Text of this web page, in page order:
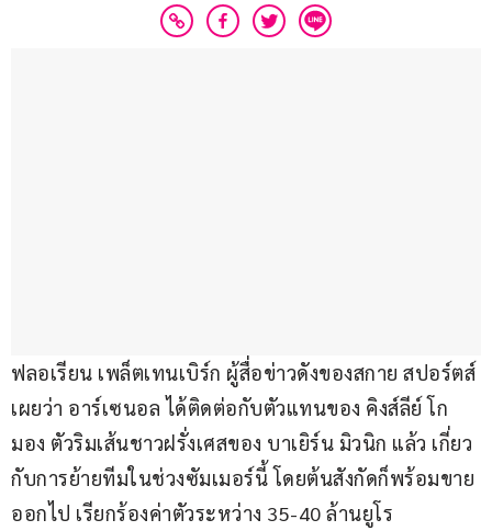
ฟลอเรียน เพล็ตเทนเบิร์ก ผู้สื่อข่าวดังของสกาย สปอร์ตส์
เผยว่า อาร์เซนอล ได้ติดต่อกับตัวแทนของ คิงส์ลีย์ โก
มอง ตัวริมเส้นชาวฝรั่งเศสของ บาเยิร์น มิวนิก แล้ว เกี่ยว
กับการย้ายทีมในช่วงซัมเมอร์นี้ โดยต้นสังกัดก็พร้อมขาย
ออกไป เรียกร้องค่าตัวระหว่าง 35-40 ล้านยูโร